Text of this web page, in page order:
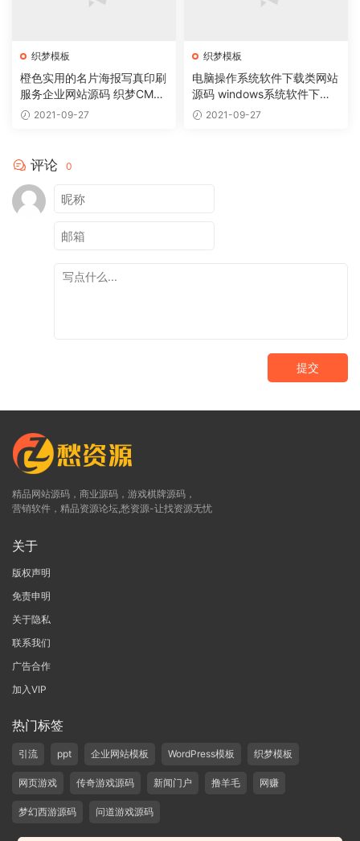
织梦模板
橙色实用的名片海报写真印刷
服务企业网站源码 织梦CMS
模板2021-09-27
织梦模板
电脑操作系统软件下载类网站
源码 windows系统软件下载
网站织梦模板
2021-09-27
评论 0
提交
精品网站源码，商业源码，游戏棋牌源码，
营销软件，精品资源论坛,愁资源-让找资源无忧
关于
版权声明
免责申明
关于隐私
联系我们
广告合作
加入VIP
热门标签
引流 ppt 企业网站模板 WordPress模板 织梦模板
网页游戏 传奇游戏源码 新闻门户 撸羊毛 网赚
梦幻西游源码 问道游戏源码